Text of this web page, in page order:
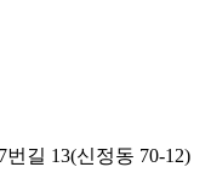
길 13(신정동 70-12)